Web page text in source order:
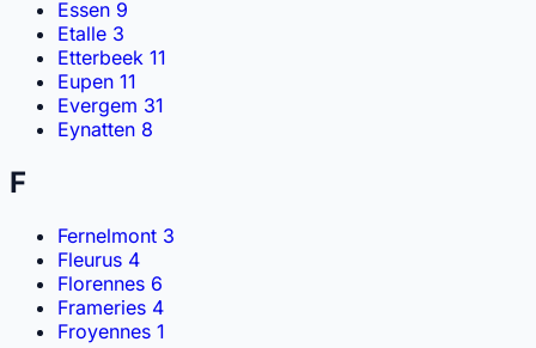
Essen 9
Etalle 3
Etterbeek 11
Eupen 11
Evergem 31
Eynatten 8
F
Fernelmont 3
Fleurus 4
Florennes 6
Frameries 4
Froyennes 1